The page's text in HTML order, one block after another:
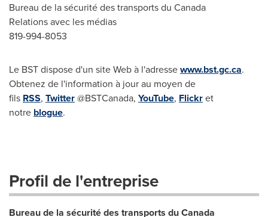
Bureau de la sécurité des transports du Canada
Relations avec les médias
819-994-8053
Le BST dispose d'un site Web à l'adressewww.bst.gc.ca.
Obtenez de l'information à jour au moyen de
fils RSS, Twitter@BSTCanada, YouTube, Flickret
notre blogue.
Profil de l'entreprise
Bureau de la sécurité des transports du Canada